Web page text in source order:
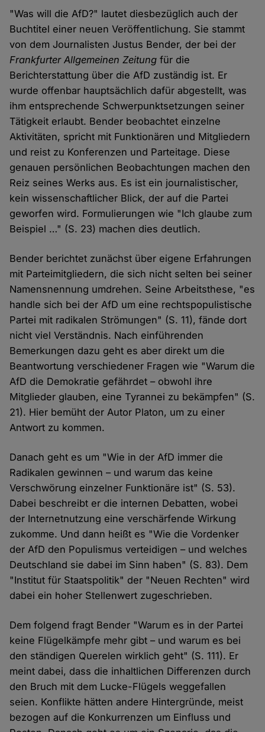
"Was will die AfD?" lautet diesbezüglich auch der
Buchtitel einer neuen Veröffentlichung. Sie stammt
von dem Journalisten Justus Bender, der bei der
Frankfurter Allgemeinen Zeitung für die
Berichterstattung über die AfD zuständig ist. Er
wurde offenbar hauptsächlich dafür abgestellt, was
ihm entsprechende Schwerpunktsetzungen seiner
Tätigkeit erlaubt. Bender beobachtet einzelne
Aktivitäten, spricht mit Funktionären und Mitgliedern
und reist zu Konferenzen und Parteitage. Diese
genauen persönlichen Beobachtungen machen den
Reiz seines Werks aus. Es ist ein journalistischer,
kein wissenschaftlicher Blick, der auf die Partei
geworfen wird. Formulierungen wie "Ich glaube zum
Beispiel …" (S. 23) machen dies deutlich.
Bender berichtet zunächst über eigene Erfahrungen
mit Parteimitgliedern, die sich nicht selten bei seiner
Namensnennung umdrehen. Seine Arbeitsthese, "es
handle sich bei der AfD um eine rechtspopulistische
Partei mit radikalen Strömungen" (S. 11), fände dort
nicht viel Verständnis. Nach einführenden
Bemerkungen dazu geht es aber direkt um die
Beantwortung verschiedener Fragen wie "Warum die
AfD die Demokratie gefährdet – obwohl ihre
Mitglieder glauben, eine Tyrannei zu bekämpfen" (S.
21). Hier bemüht der Autor Platon, um zu einer
Antwort zu kommen.
Danach geht es um "Wie in der AfD immer die
Radikalen gewinnen – und warum das keine
Verschwörung einzelner Funktionäre ist" (S. 53).
Dabei beschreibt er die internen Debatten, wobei
der Internetnutzung eine verschärfende Wirkung
zukomme. Und dann heißt es "Wie die Vordenker
der AfD den Populismus verteidigen – und welches
Deutschland sie dabei im Sinn haben" (S. 83). Dem
"Institut für Staatspolitik" der "Neuen Rechten" wird
dabei ein hoher Stellenwert zugeschrieben.
Dem folgend fragt Bender "Warum es in der Partei
keine Flügelkämpfe mehr gibt – und warum es bei
den ständigen Querelen wirklich geht" (S. 111). Er
meint dabei, dass die inhaltlichen Differenzen durch
den Bruch mit dem Lucke-Flügels weggefallen
seien. Konflikte hätten andere Hintergründe, meist
bezogen auf die Konkurrenzen um Einfluss und